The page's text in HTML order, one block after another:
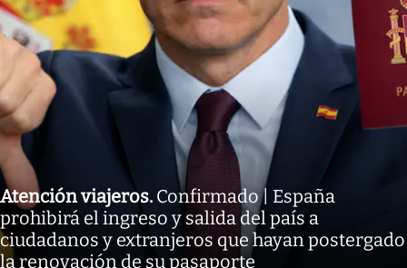
Atención viajeros. Confirmado | España
prohibirá el ingreso y salida del país a
ciudadanos y extranjeros que hayan postergado
la renovación de su pasaporte